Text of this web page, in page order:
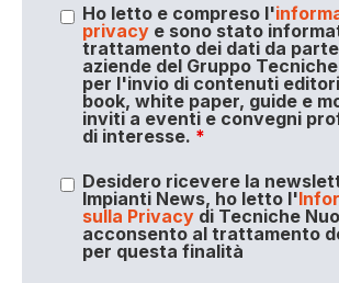
Ho letto e compreso l'
privacye sono stato
trattamento dei dati da
aziende del Gruppo
per l'invio di contenuti
book, white paper, guide e
inviti a eventi e convegni
di interesse. *
Desidero ricevere la
Impianti News, ho letto l'
sulla Privacydi Tecniche
acconsento al trattamento
per questa finalità